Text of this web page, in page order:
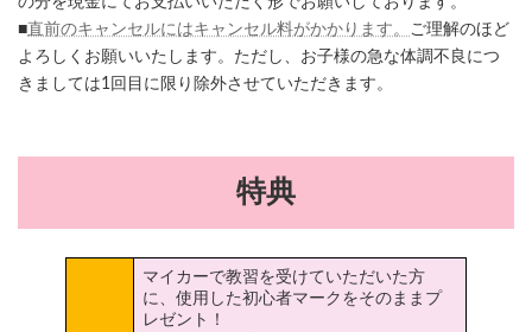
■直前のキャンセルにはキャンセル料がかかります。
ご理解のほど
よろしくお願いいたします。ただし、お子様の急な体調不良につ
きましては1回目に限り除外させていただきます。
特典
マイカーで教習を受けていただいた方
に、使用した初心者マークをそのままプ
レゼント！